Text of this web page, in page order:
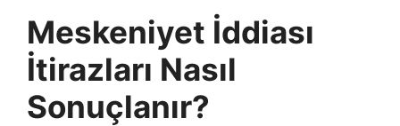
Meskeniyet İddiası
İtirazları Nasıl
Sonuçlanır?